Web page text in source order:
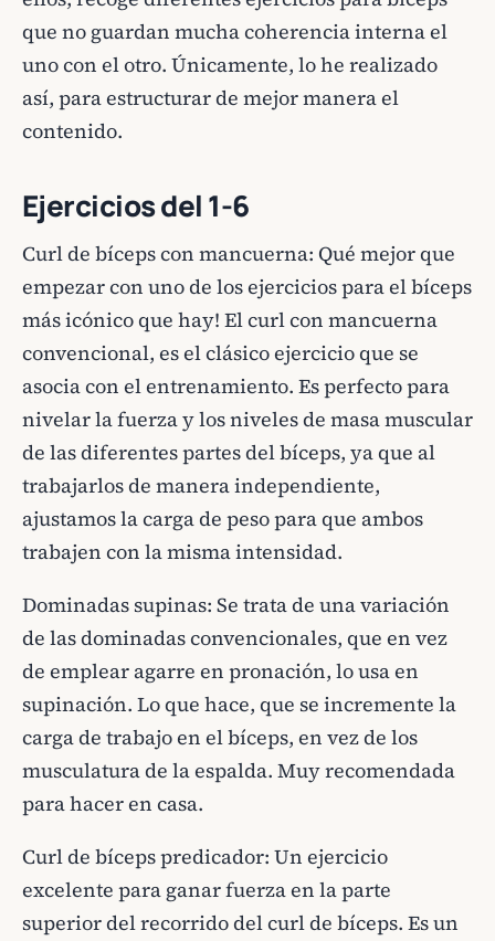
que no guardan mucha coherencia interna el
uno con el otro. Únicamente, lo he realizado
así, para estructurar de mejor manera el
contenido.
Ejercicios del 1-6
Curl de bíceps con mancuerna: Qué mejor que
empezar con uno de los ejercicios para el bíceps
más icónico que hay! El curl con mancuerna
convencional, es el clásico ejercicio que se
asocia con el entrenamiento. Es perfecto para
nivelar la fuerza y los niveles de masa muscular
de las diferentes partes del bíceps, ya que al
trabajarlos de manera independiente,
ajustamos la carga de peso para que ambos
trabajen con la misma intensidad.
Dominadas supinas: Se trata de una variación
de las dominadas convencionales, que en vez
de emplear agarre en pronación, lo usa en
supinación. Lo que hace, que se incremente la
carga de trabajo en el bíceps, en vez de los
musculatura de la espalda. Muy recomendada
para hacer en casa.
Curl de bíceps predicador: Un ejercicio
excelente para ganar fuerza en la parte
superior del recorrido del curl de bíceps. Es un